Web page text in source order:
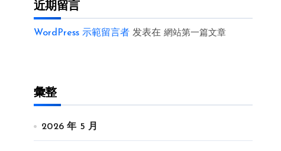
近期留言
WordPress 示範留言者 发表在 網站第一篇文章
彙整
2026 年 5 月